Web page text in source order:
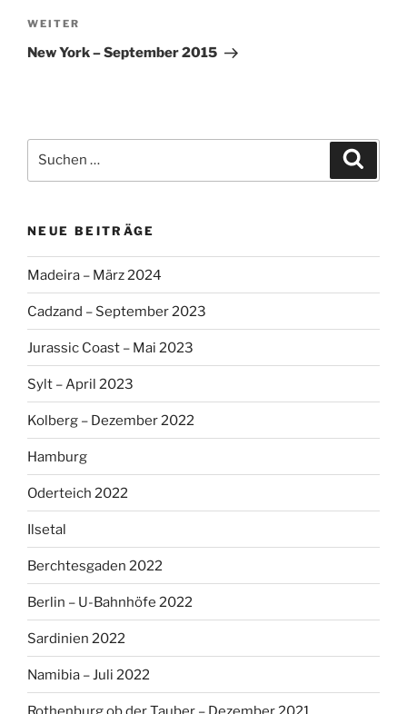
Nächster
Beitrag
WEITER
New York – September 2015
nach:
NEUE BEITRÄGE
Madeira – März 2024
Cadzand – September 2023
Jurassic Coast – Mai 2023
Sylt – April 2023
Kolberg – Dezember 2022
Hamburg
Oderteich 2022
Ilsetal
Berchtesgaden 2022
Berlin – U-Bahnhöfe 2022
Sardinien 2022
Namibia – Juli 2022